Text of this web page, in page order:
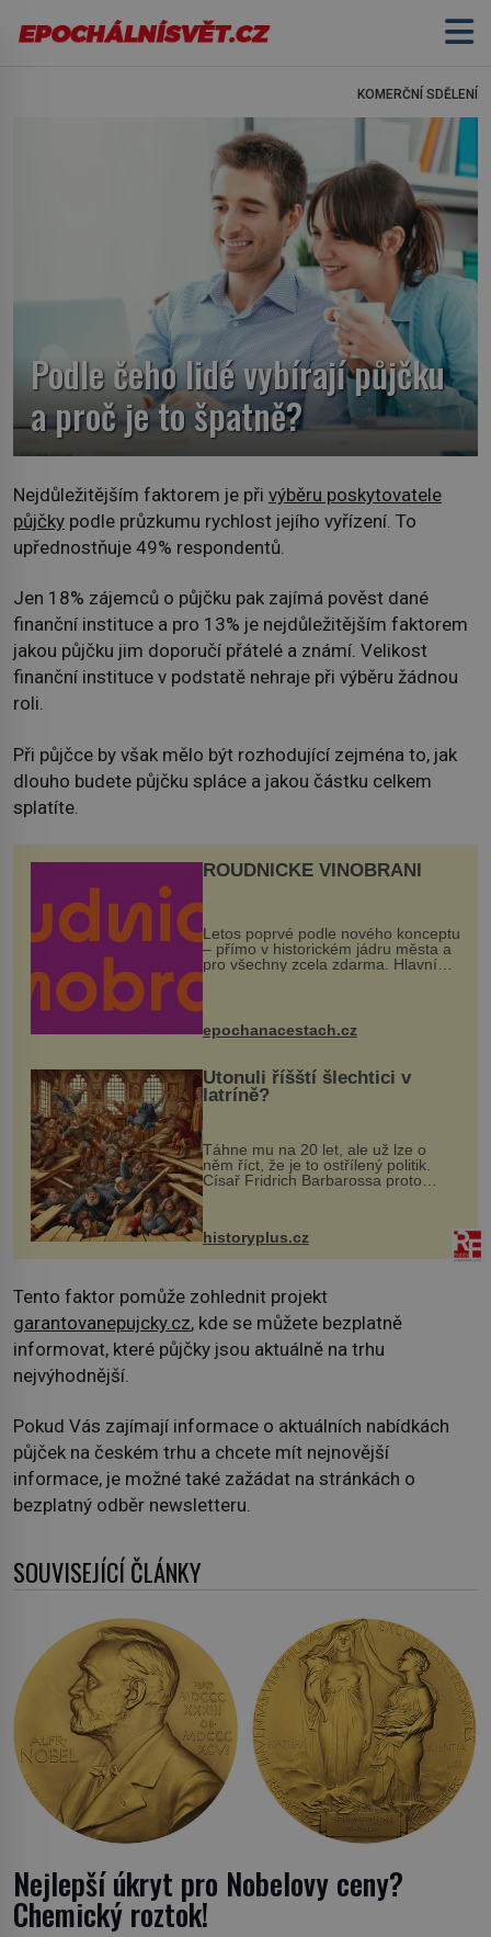
KOMERČNÍ SDĚLENÍ
Podle čeho lidé vybírají půjčku
a proč je to špatně?
Nejdůležitějším faktorem je při výběru poskytovatele
půjčky podle průzkumu rychlost jejího vyřízení. To
upřednostňuje 49% respondentů.
Jen 18% zájemců o půjčku pak zajímá pověst dané
finanční instituce a pro 13% je nejdůležitějším faktorem
jakou půjčku jim doporučí přátelé a známí. Velikost
finanční instituce v podstatě nehraje při výběru žádnou
roli.
Při půjčce by však mělo být rozhodující zejména to, jak
dlouho budete půjčku spláce a jakou částku celkem
splatíte.
ROUDNICKÉ VINOBRANÍ
Letos poprvé podle nového konceptu
– přímo v historickém jádru města a
pro všechny zcela zdarma. Hlavní
program se odehraje na Karlově a
mohou těšit na víno, burčák, pes...
epochanacestach.cz
Utonuli říšští šlechtici v
latríně?
Táhne mu na 20 let, ale už lze o
něm říct, že je to ostřílený politik.
Císař Fridrich Barbarossa proto
posílá svého syna a dědice Jindřicha
VI. do Erfurtu, aby se stal
prostředníkem při řešení sporu m...
historyplus.cz
Tento faktor pomůže zohlednit projekt
garantovanepujcky.cz, kde se můžete bezplatně
informovat, které půjčky jsou aktuálně na trhu
nejvýhodnější.
Pokud Vás zajímají informace o aktuálních nabídkách
půjček na českém trhu a chcete mít nejnovější
informace, je možné také zažádat na stránkách o
bezplatný odběr newsletteru.
SOUVISEJÍCÍ ČLÁNKY
Nejlepší úkryt pro Nobelovy ceny?
Chemický roztok!